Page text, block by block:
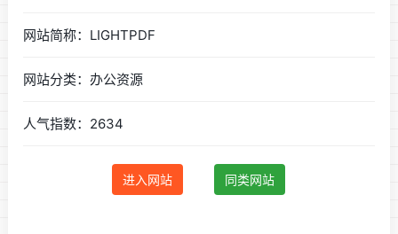
网站简称：LIGHTPDF
网站分类：办公资源
人气指数：2634
进入网站 同类网站